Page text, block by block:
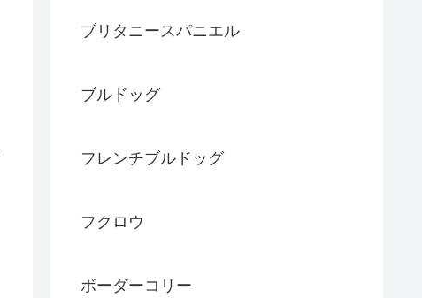
ブリタニースパニエル
ブルドッグ
フレンチブルドッグ
フクロウ
ボーダーコリー